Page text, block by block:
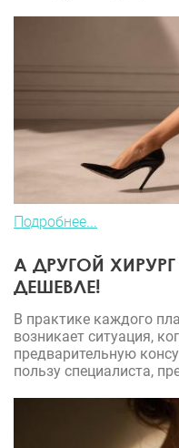
Подробнее...
А ДРУГОЙ
ДЕШЕВЛЕ!
В практике каждого
возникает ситуация,
предварительную
пользу специалиста,